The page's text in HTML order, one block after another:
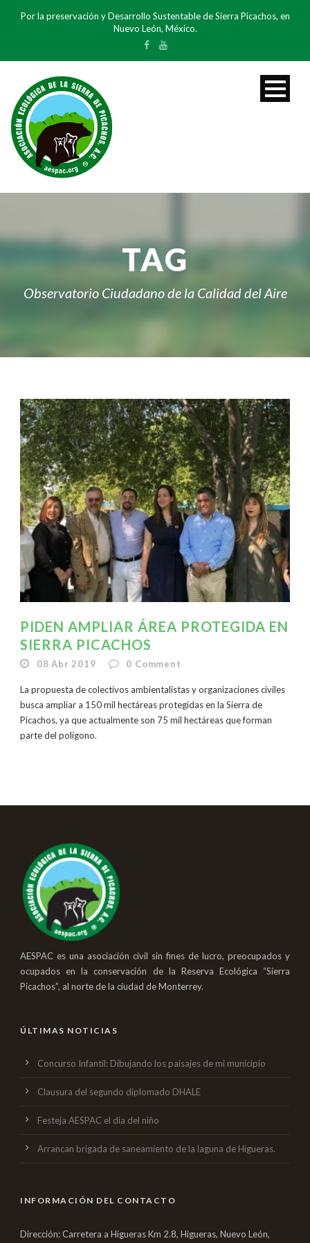
Por la preservación y Desarrollo Sustentable de Sierra Picachos, en
Nuevo León, México.
TAG
Observatorio Ciudadano de la Calidad del Aire
PIDEN AMPLIAR ÁREA PROTEGIDA EN
SIERRA PICACHOS
08 Abr 2019 0 Comment
La propuesta de colectivos ambientalistas y organizaciones civiles
busca ampliar a 150 mil hectáreas protegidas en la Sierra de
Picachos, ya que actualmente son 75 mil hectáreas que forman
parte del polígono.
AESPAC es una asociación civil sin fines de lucro, preocupados y
ocupados en la conservación de la Reserva Ecológica “Sierra
Picachos”, al norte de la ciudad de Monterrey.
ÚLTIMAS NOTICIAS
Concurso Infantil: Dibujando los paisajes de mi municipio
Clausura del segundo diplomado DHALE
Festeja AESPAC el dia del niño
Arrancan brigada de saneamiento de la laguna de Higueras.
INFORMACIÓN DEL CONTACTO
Dirección: Carretera a Higueras Km 2.8, Higueras, Nuevo León,